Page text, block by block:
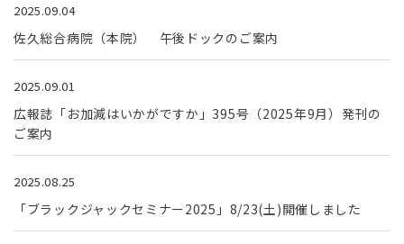
2025.09.04
佐久総合病院（本院） 午後ドックのご案内
2025.09.01
広報誌「お加減はいかがですか」395号（2025年9月）発刊の
ご案内
2025.08.25
「ブラックジャックセミナー2025」8/23(土)開催しました